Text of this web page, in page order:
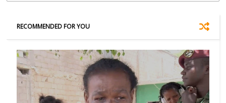
RECOMMENDED FOR YOU